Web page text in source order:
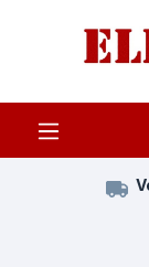
Zum